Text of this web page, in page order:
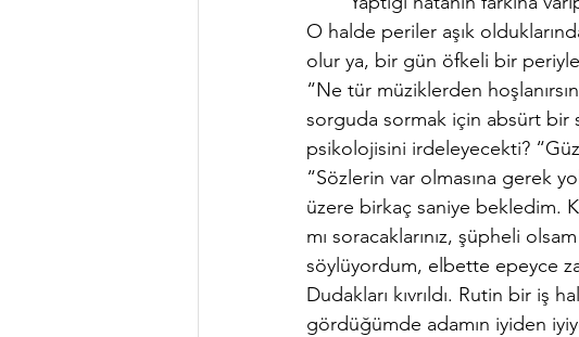
O halde periler aşık
olur ya, bir gün öfkeli bir periyle
“Ne tür müziklerden
sorguda sormak için absürt
psikolojisini irdeleyecekti?
“Sözlerin var olmasına gerek
üzere birkaç saniye bekledim.
mı soracaklarınız, şüpheli
söylüyordum, elbette epeyce
Dudakları kıvrıldı. Rutin bir iş
gördüğümde adamın iyiden